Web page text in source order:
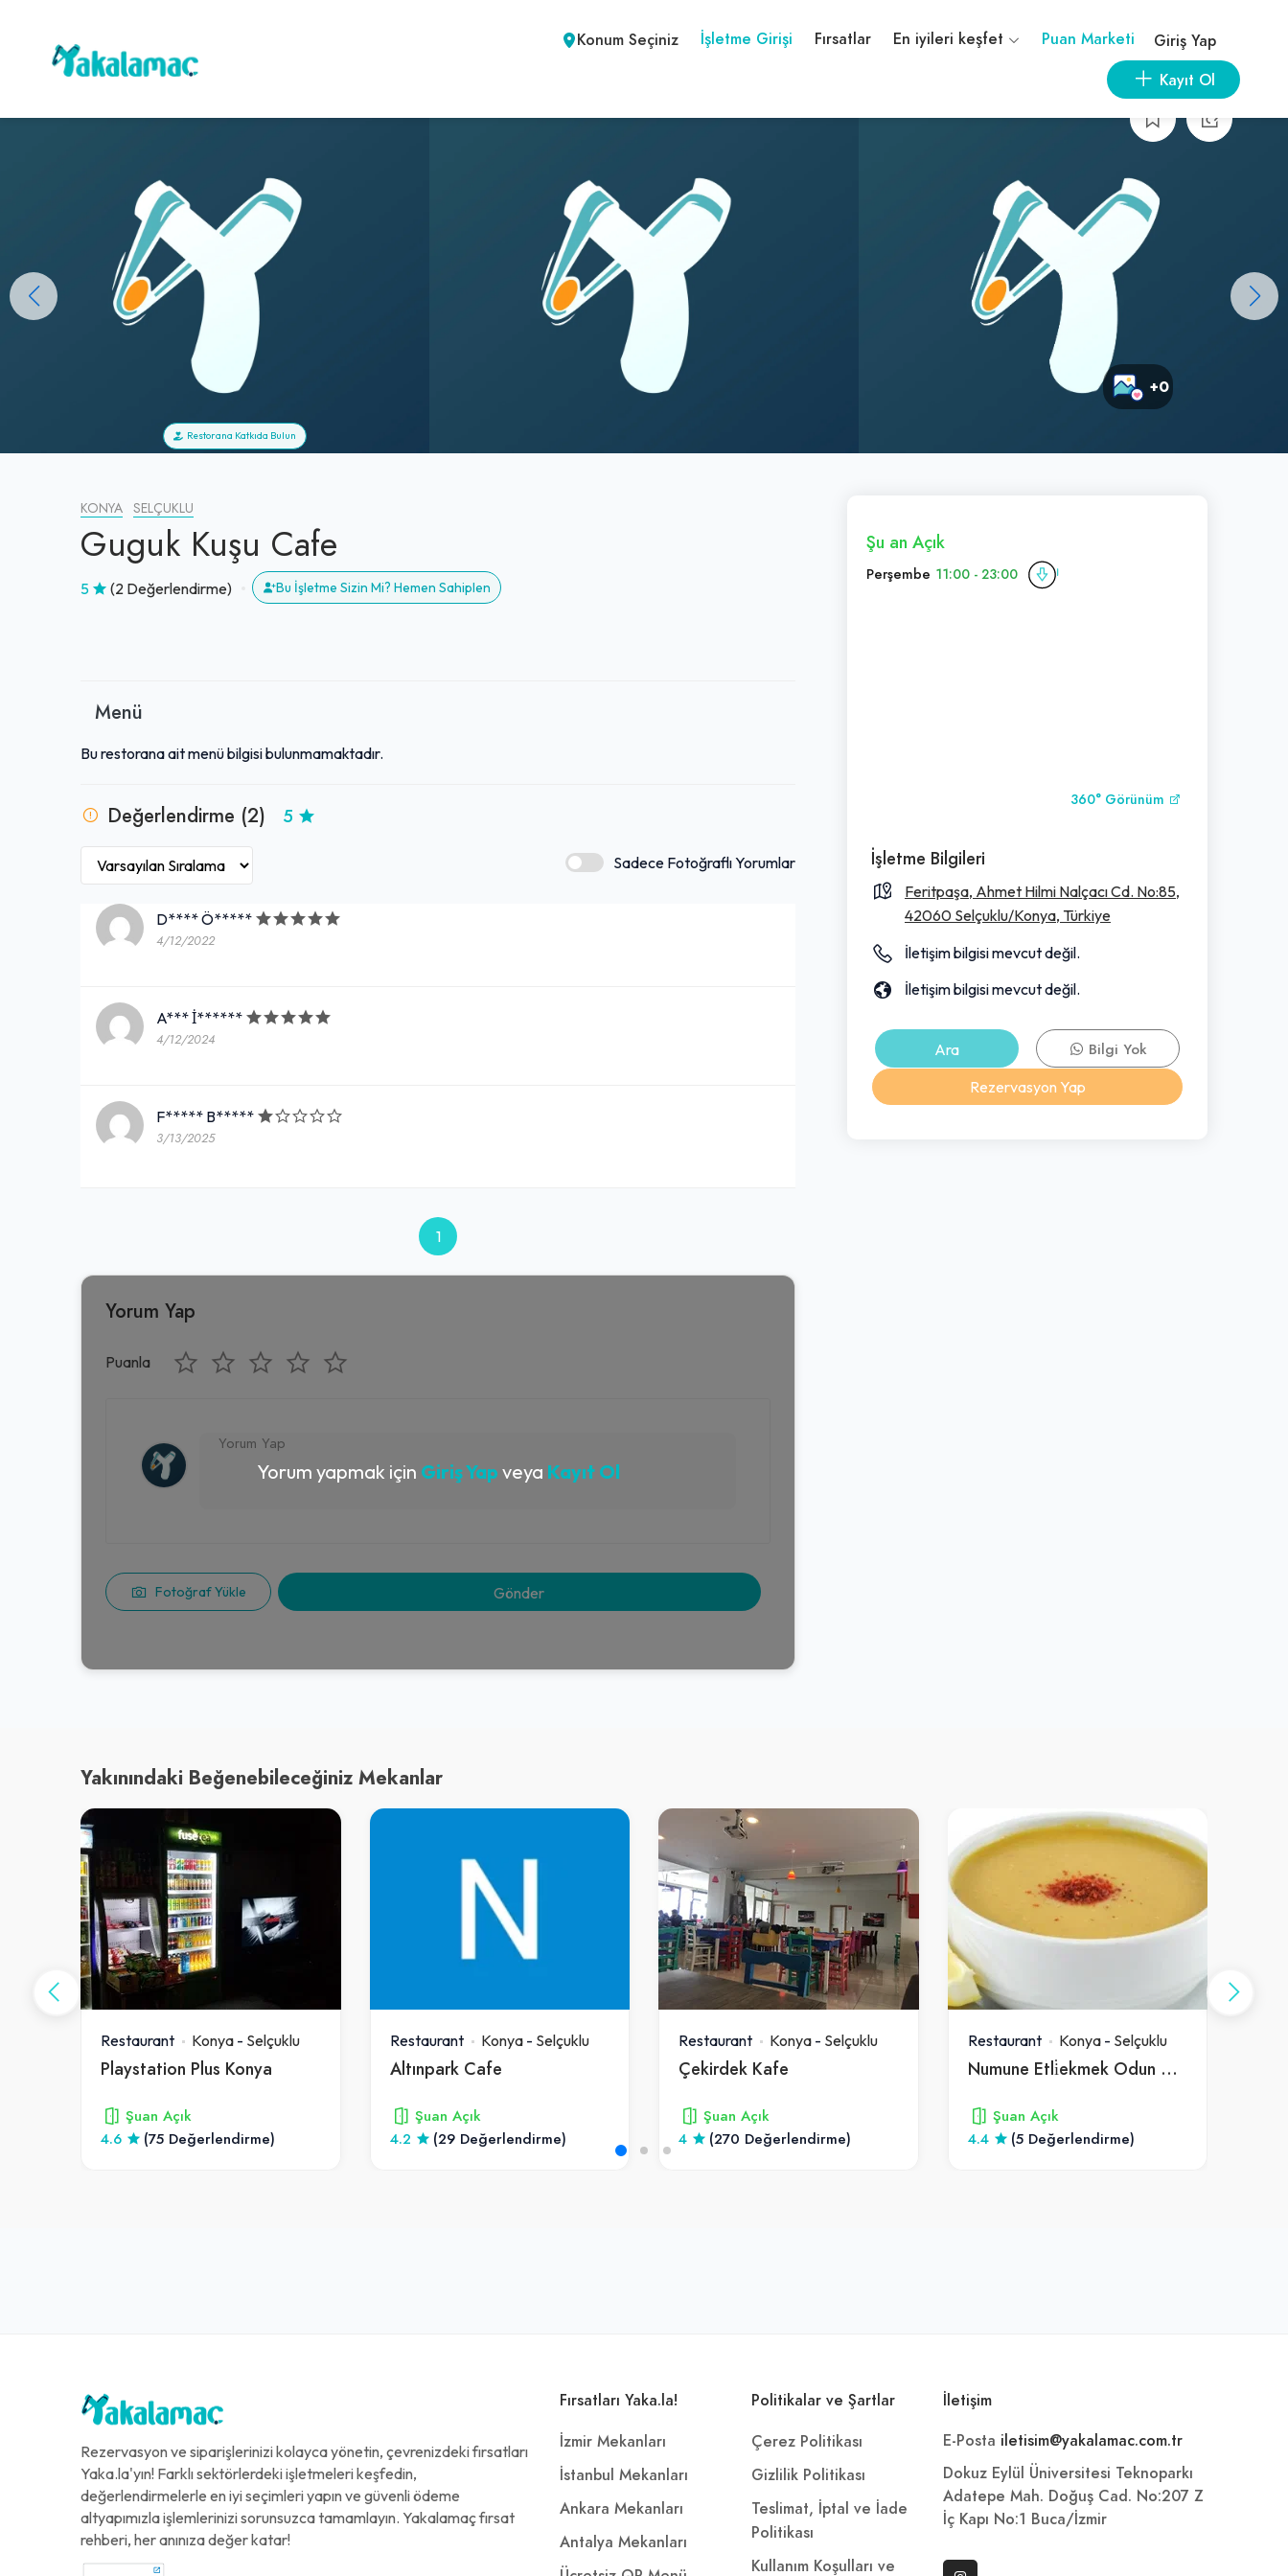
Konum Seçiniz İşletme Girişi Fırsatlar En iyileri keşfet Puan Marketi
Giriş Yap
Kayıt Ol
+0
Restorana Katkıda Bulun
KONYA SELÇUKLU
Guguk Kuşu Cafe
5 (2 Değerlendirme) Bu İşletme Sizin Mi? Hemen Sahiplen
Menü
Bu restorana ait menü bilgisi bulunmamaktadır.
Değerlendirme (2) 5
Sadece Fotoğraflı Yorumlar
D**** Ö*****
4/12/2022
A*** İ******
4/12/2024
F***** B*****
3/13/2025
1
Yorum Yap
Puanla
Fotoğraf Yükle
Yorum yapmak için Giriş Yap veya Kayıt Ol
Şu an Açık
Perşembe 11:00 - 23:00
360° Görünüm
İşletme Bilgileri
Feritpaşa, Ahmet Hilmi Nalçacı Cd. No:85,
42060 Selçuklu/Konya, Türkiye
İletişim bilgisi mevcut değil.
İletişim bilgisi mevcut değil.
Ara
Bilgi Yok
Rezervasyon Yap
Yakınındaki Beğenebileceğiniz Mekanlar
Restaurant Konya - Selçuklu
Playstation Plus Konya
Şuan Açık
4.6
(75 Değerlendirme)
Restaurant Konya- Selçuklu
Altınpark Cafe
Şuan Açık
4.2
(29 Değerlendirme)
Restaurant Konya - Selçuklu
Çekirdek Kafe
Şuan Açık
4
(270 Değerlendirme)
Restaurant Konya- Selçuklu
Numune Etli̇ekmek Odun Ateşi̇nde Tavuk Döner Çorba Izgara
Şuan Açık
4.4
(5 Değerlendirme)
Rezervasyon ve siparişlerinizi kolayca yönetin, çevrenizdeki fırsatları
Yaka.la'yın! Farklı sektörlerdeki işletmeleri keşfedin,
değerlendirmelerle en iyi seçimleri yapın ve güvenli ödeme
altyapımızla işlemlerinizi sorunsuzca tamamlayın. Yakalamaç fırsat
rehberi, her anınıza değer katar!
Fırsatları Yaka.la!
İzmir Mekanları
İstanbul Mekanları
Ankara Mekanları
Antalya Mekanları
Politikalar ve Şartlar
Çerez Politikası
Gizlilik Politikası
Teslimat, İptal ve İade
Politikası
Kullanım Koşulları ve
İletişim
E-Posta iletisim@yakalamac.com.tr
Dokuz Eylül Üniversitesi Teknoparkı
Adatepe Mah. Doğuş Cad. No:207 Z
İç Kapı No:1 Buca/İzmir